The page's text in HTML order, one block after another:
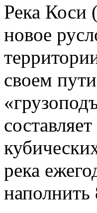
Река Коси
новое
своем
река